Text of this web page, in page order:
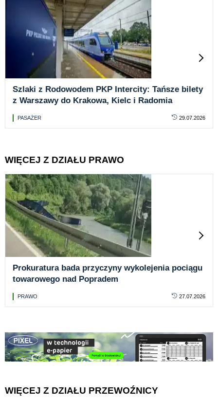
Szlaki z Rodowodem PKP Intercity: Tańsze bilety
z Warszawy do Krakowa, Kielc i Radomia
PASAŻER 29.07.2026
WIĘCEJ Z DZIAŁU PRAWO
Prokuratura bada przyczyny wykolejenia pociągu
towarowego nad Popradem
PRAWO 27.07.2026
WIĘCEJ Z DZIAŁU PRZEWOŹNICY